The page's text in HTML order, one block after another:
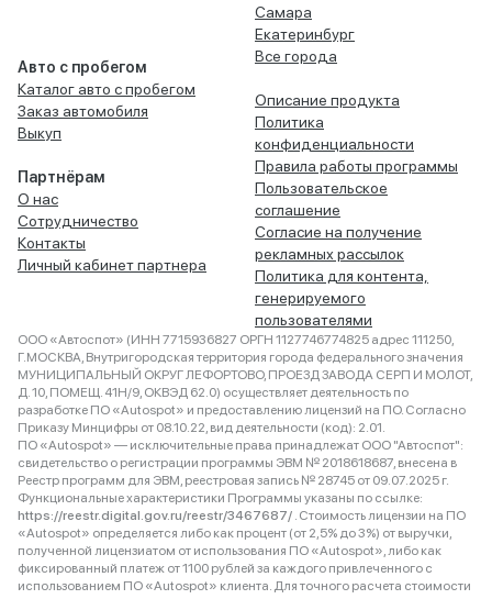
Авто с пробегом
Каталог авто с пробегом
Заказ автомобиля
Выкуп
Партнёрам
О нас
Сотрудничество
Контакты
Личный кабинет партнера
Самара
Екатеринбург
Все города
Описание продукта
Политика
конфиденциальности
Правила работы программы
Пользовательское
соглашение
Согласие на получение
рекламных рассылок
Политика для контента,
генерируемого
пользователями
ООО «Автоспот» (ИНН 7715936827 ОРГН 1127746774825 адрес 111250,
Г.МОСКВА, Внутригородская территория города федерального значения
МУНИЦИПАЛЬНЫЙ ОКРУГ ЛЕФОРТОВО, ПРОЕЗД ЗАВОДА СЕРП И МОЛОТ,
Д. 10, ПОМЕЩ. 41Н/9, ОКВЭД 62.0) осуществляет деятельность по
разработке ПО «Autospot» и предоставлению лицензий на ПО. Согласно
Приказу Минцифры от 08.10.22, вид деятельности (код): 2.01.
ПО «Autospot» — исключительные права принадлежат ООО "Автоспот":
свидетельство о регистрации программы ЭВМ № 2018618687, внесена в
Реестр программ для ЭВМ, реестровая запись № 28745 от 09.07.2025 г.
Функциональные характеристики Программы указаны по ссылке:
https://reestr.digital.gov.ru/reestr/3467687/ . Стоимость лицензии на ПО
«Autospot» определяется либо как процент (от 2,5% до 3%) от выручки,
полученной лицензиатом от использования ПО «Autospot», либо как
фиксированный платеж от 1100 рублей за каждого привлеченного с
использованием ПО «Autospot» клиента. Для точного расчета стоимости